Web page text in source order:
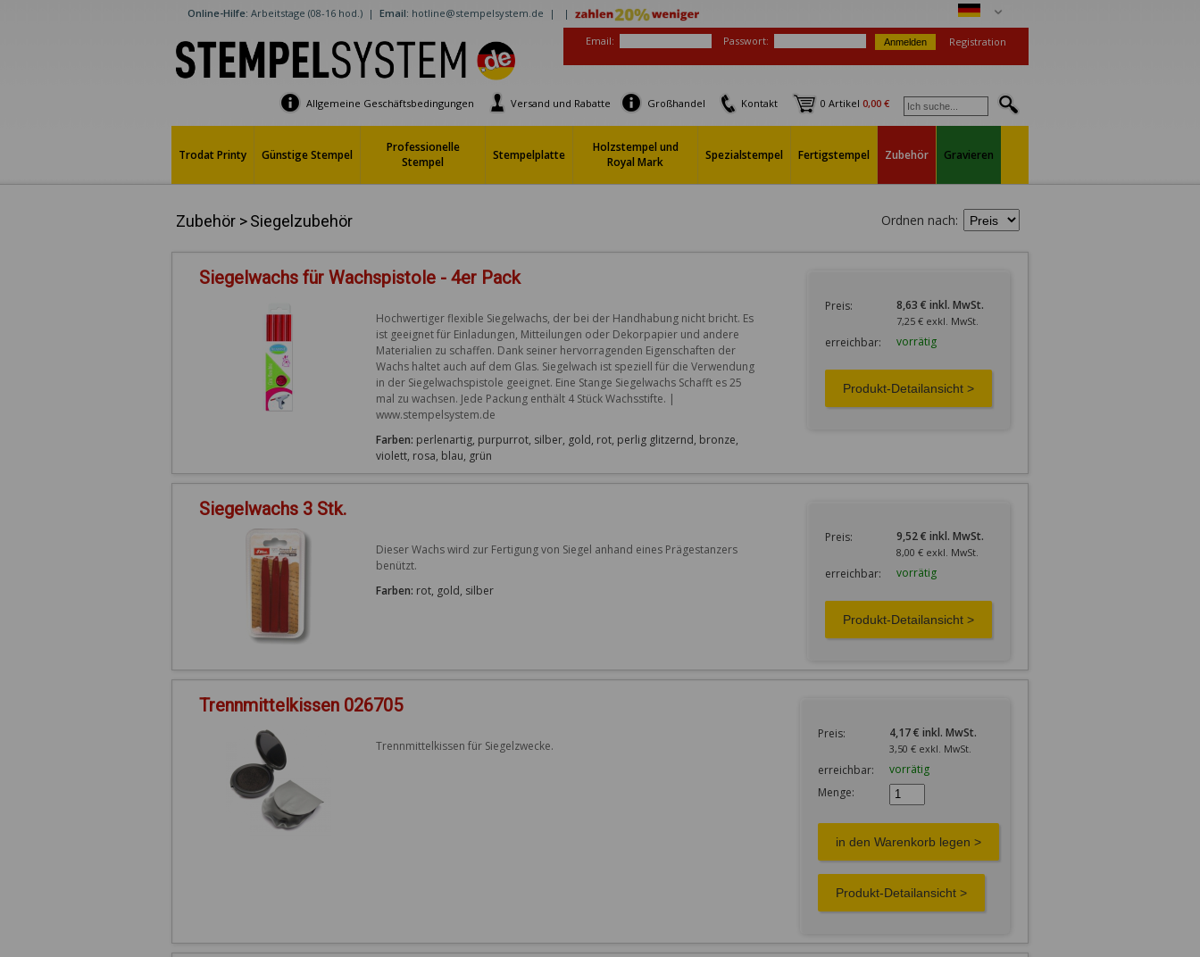
Online-Hilfe: Arbeitstage (08-16 hod.) | Email: hotline@stempelsystem.de | |
Email: Passwort: Registration
Allgemeine Geschäftsbedingungen Versand und Rabatte Großhandel Kontakt 0 Artikel 0,00 €
Trodat Printy Günstige Stempel
Professionelle
Stempel
Stempelplatte
Holzstempel und
Royal Mark
Spezialstempel Fertigstempel Zubehör Gravieren
Zubehör >Siegelzubehör Ordnen nach:
Siegelwachs für Wachspistole - 4er Pack
Hochwertiger flexible Siegelwachs, der bei der Handhabung nicht bricht. Es
ist geeignet für Einladungen, Mitteilungen oder Dekorpapier und andere
Materialien zu schaffen. Dank seiner hervorragenden Eigenschaften der
Wachs haltet auch auf dem Glas. Siegelwach ist speziell für die Verwendung
in der Siegelwachspistole geeignet. Eine Stange Siegelwachs Schafft es 25
mal zu wachsen. Jede Packung enthält 4 Stück Wachsstifte. |
www.stempelsystem.de
Farben: perlenartig, purpurrot, silber, gold, rot, perlig glitzernd, bronze,
violett, rosa, blau, grün
Preis: 8,63 € inkl. MwSt.
7,25 € exkl. MwSt.
erreichbar: vorrätig
Siegelwachs 3 Stk.
Dieser Wachs wird zur Fertigung von Siegel anhand eines Prägestanzers
benützt.
Farben: rot, gold, silber
Preis: 9,52 € inkl. MwSt.
8,00 € exkl. MwSt.
erreichbar: vorrätig
Trennmittelkissen 026705
Trennmittelkissen für Siegelzwecke.
Preis: 4,17 € inkl. MwSt.
3,50 € exkl. MwSt.
erreichbar:
vorrätig
Menge: